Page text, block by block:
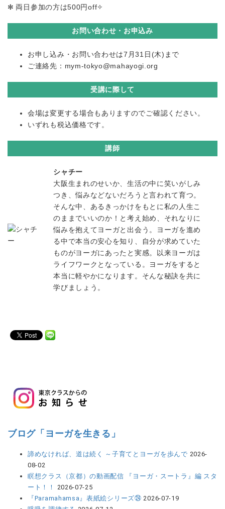
✻ 両日参加の方は500円off✧
お問い合わせ・お申込み
お申し込み・お問い合わせは7月31日(木)まで
ご連絡先：mym-tokyo@mahayogi.org
受講に際して
会場は変更する場合もありますのでご確認ください。
いずれも税込価格です。
講師
シャチー
大阪生まれのせいか、生活の中に笑いがしみ
つき、悩みなどないだろうと言われて育つ。
そんな中、あるきっかけをもとに私の人生こ
のままでいいのか！と考え始め、それなりに
悩みを抱えてヨーガと出会う。ヨーガを進め
る中で本当の安心を知り、自分が求めていた
ものがヨーガにあったと実感。以来ヨーガは
ライフワークとなっている。ヨーガをすると
本当に軽やかになります。そんな秘訣を共に
学びましょう。
ブログ「ヨーガを生きる」
諦めなければ、道は続く ～子育てとヨーガを歩んで 2026-
08-02
瞑想クラス（京都）の動画配信 『ヨーガ・スートラ』編 スタ
ート！！
2026-07-25
『Paramahamsa』表紙絵シリーズ㉔ 2026-07-19